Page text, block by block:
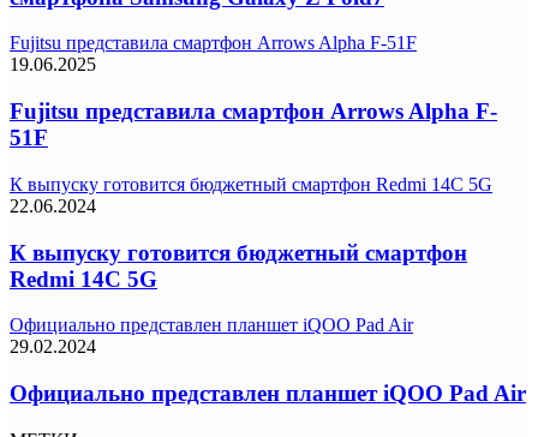
Fujitsu представила смартфон Arrows Alpha F-51F
19.06.2025
Fujitsu представила смартфон Arrows Alpha F-
51F
К выпуску готовится бюджетный смартфон Redmi 14C 5G
22.06.2024
К выпуску готовится бюджетный смартфон
Redmi 14C 5G
Официально представлен планшет iQOO Pad Air
29.02.2024
Официально представлен планшет iQOO Pad Air